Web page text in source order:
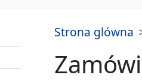
przyjmowania i zalatwiania
Strona glówna